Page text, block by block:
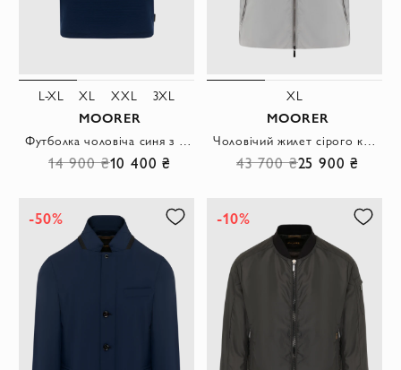
L-XL XL XXL 3XL
MOORER
Футболка чоловіча синя з бавовни
14 900 ₴10 400 ₴
XL
MOORER
Чоловічий жилет сірого кольору з капюшоном на блискавці
43 700 ₴25 900 ₴
-50% -10%